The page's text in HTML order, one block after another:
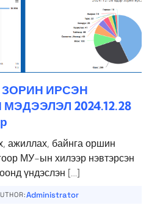
ИРСЭН
2024.12.28
ажиллах, байнга оршин
МУ-ын хилээр нэвтэрсэн
үндэслэн […]
Administrator